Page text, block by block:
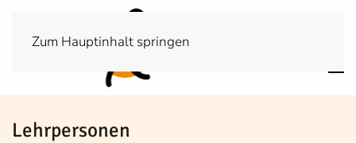
Zum Hauptinhalt springen
Lehrpersonen